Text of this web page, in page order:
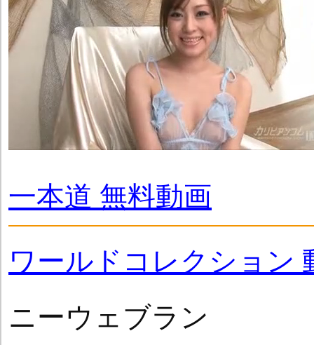
一本道 無料動画
ワールドコレクション
ニーウェブラン